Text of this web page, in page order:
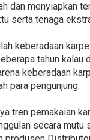
dan menyiapkan
serta tenaga
keberadaan
tahun
keberadaan
para pengunjung.
tren pemakaian
secara